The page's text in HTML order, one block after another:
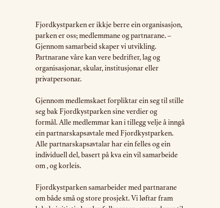
Fjordkystparken er ikkje berre ein organisasjon,
parken er oss; medlemmane og partnarane. –
Gjennom samarbeid skaper vi utvikling.
Partnarane våre kan vere bedrifter, lag og
organisasjonar, skular, institusjonar eller
privatpersonar.
Gjennom medlemskaet forpliktar ein seg til stille
seg bak Fjordkystparken sine verdier og
formål. Alle medlemmar kan i tillegg velje å inngå
ein partnarskapsavtale med Fjordkystparken.
Alle partnarskapsavtalar har ein felles og ein
individuell del, basert på kva ein vil samarbeide
om , og korleis.
Fjordkystparken samarbeider med partnarane
om både små og store prosjekt. Vi løftar fram